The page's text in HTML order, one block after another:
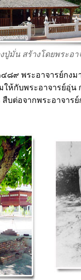
ปู่มั่น สร้างโดยพระอา
๘๙ พระอาจารย์กงม
ให้กับพระอาจารย์อุ่
สืบต่อจากพระอาจา